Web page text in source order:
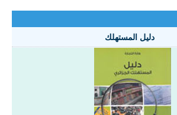
دليل المستهلك